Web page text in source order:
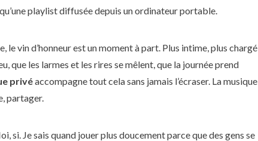
playlist diffusée depuis un ordinateur portable.
vin d’honneur est un moment à part. Plus intime, plus chargé
que les larmes et les rires se mêlent, que la journée prend
privéaccompagne tout cela sans jamais l’écraser. La musique
partager.
si. Je sais quand jouer plus doucement parce que des gens se